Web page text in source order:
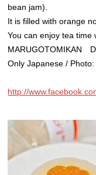
bean jam).
It is filled with orange
You can enjoy tea time
MARUGOTOMIKAN
Only Japanese /
http://